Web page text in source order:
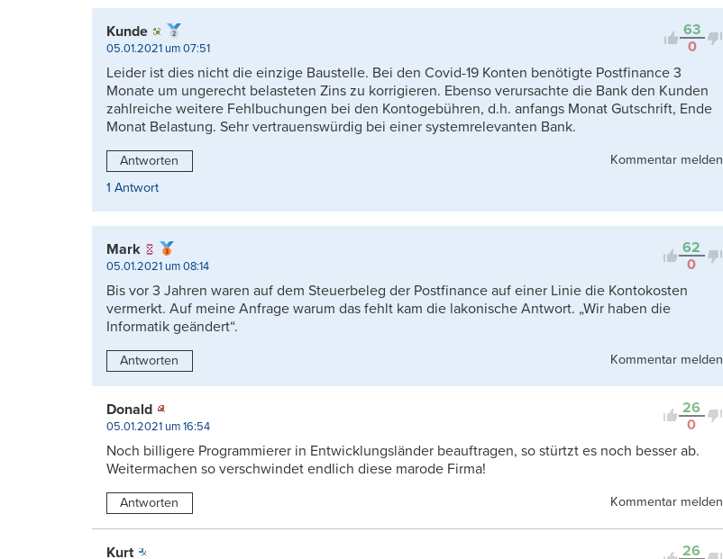
63
0
Kunde
05.01.2021 um 07:51
Leider ist dies nicht die einzige Baustelle. Bei den Covid-19 Konten benötigte Postfinance 3
Monate um ungerecht belasteten Zins zu korrigieren. Ebenso verursachte die Bank den Kunden
zahlreiche weitere Fehlbuchungen bei den Kontogebühren, d.h. anfangs Monat Gutschrift, Ende
Monat Belastung. Sehr vertrauenswürdig bei einer systemrelevanten Bank.
Antworten
Kommentar melden
1 Antwort
62
0
Mark
05.01.2021 um 08:14
Bis vor 3 Jahren waren auf dem Steuerbeleg der Postfinance auf einer Linie die Kontokosten
vermerkt. Auf meine Anfrage warum das fehlt kam die lakonische Antwort. „Wir haben die
Informatik geändert“.
Antworten Kommentar melden
26
0
Donald
05.01.2021 um 16:54
Noch billigere Programmierer in Entwicklungsländer beauftragen, so stürtzt es noch besser ab.
Weitermachen so verschwindet endlich diese marode Firma!
Antworten Kommentar melden
26
Kurt